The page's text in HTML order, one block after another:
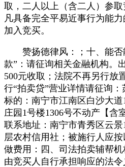
取，二人以上（含二人）参
凡具备完全平易近事行为能
加入竞买。
赞扬德律风：；十、能否
款”：请征询相关金融机构。
500元收取；法院不再另行放
行“拍卖贷”营业详情请征询
标的：南宁市江南区白沙大
庄园1号楼1306号不动产【含
联系地址：南宁市青秀区云
层农村信用社；被施行人应
做费用：四、司法拍卖辅帮
由竞买人自行承担响应的法